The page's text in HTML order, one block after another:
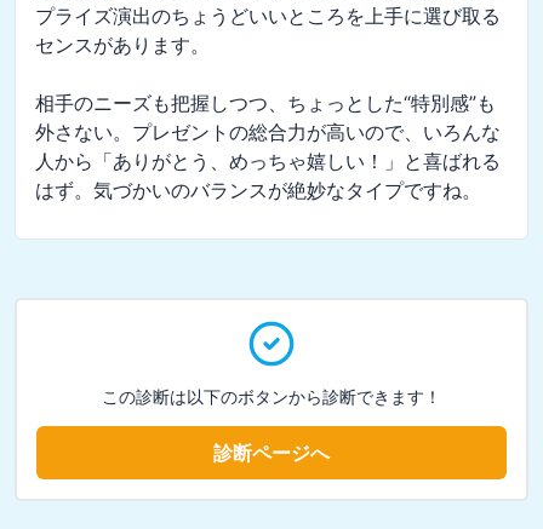
プライズ演出のちょうどいいところを上手に選び取る
センスがあります。
相手のニーズも把握しつつ、ちょっとした“特別感”も
外さない。プレゼントの総合力が高いので、いろんな
人から「ありがとう、めっちゃ嬉しい！」と喜ばれる
はず。気づかいのバランスが絶妙なタイプですね。
この診断は以下のボタンから診断できます！
診断ページへ